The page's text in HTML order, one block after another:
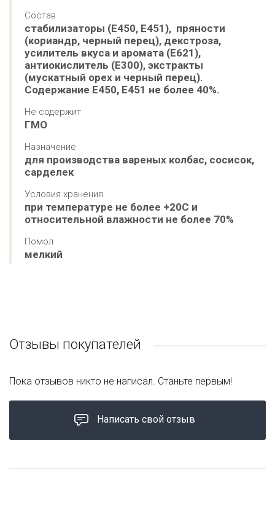
Состав
стабилизаторы (Е450, Е451),  пряности
(кориандр, черный перец), декстроза,
усилитель вкуса и аромата (Е621),
антиокислитель (Е300), экстракты
(мускатный орех и черный перец).
Содержание Е450, Е451 не более 40%.
Не содержит
ГМО
Назначение
для производства вареных колбас, сосисок,
сарделек
Условия хранения
при температуре не более +20С и
относительной влажности не более 70%
Помол
мелкий
Отзывы покупателей
Написать свой отзыв
Пока отзывов никто не написал. Станьте первым!